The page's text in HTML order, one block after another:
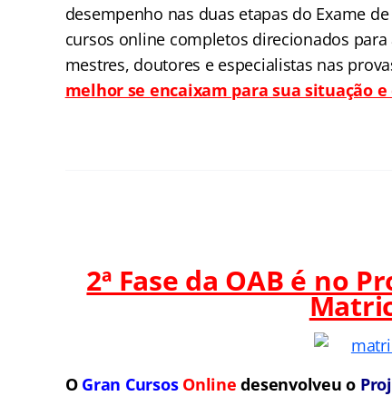
desempenho nas duas etapas do Exame
cursos online completos direcionados para
mestres, doutores e especialistas nas
melhor se encaixam para sua situação
2ª Fase da OAB é no
O Gran Cursos Online desenvolveu o